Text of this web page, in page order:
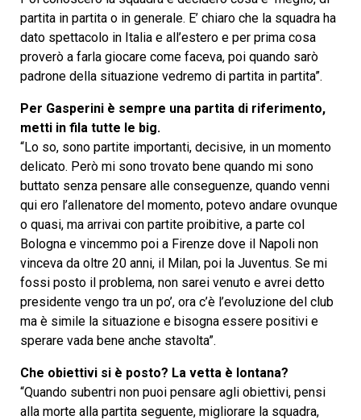
partita in partita o in generale. E’ chiaro che la squadra ha
dato spettacolo in Italia e all’estero e per prima cosa
proverò a farla giocare come faceva, poi quando sarò
padrone della situazione vedremo di partita in partita”.
Per Gasperini è sempre una partita di riferimento,
metti in fila tutte le big.
“Lo so, sono partite importanti, decisive, in un momento
delicato. Però mi sono trovato bene quando mi sono
buttato senza pensare alle conseguenze, quando venni
qui ero l’allenatore del momento, potevo andare ovunque
o quasi, ma arrivai con partite proibitive, a parte col
Bologna e vincemmo poi a Firenze dove il Napoli non
vinceva da oltre 20 anni, il Milan, poi la Juventus. Se mi
fossi posto il problema, non sarei venuto e avrei detto
presidente vengo tra un po’, ora c’è l’evoluzione del club
ma è simile la situazione e bisogna essere positivi e
sperare vada bene anche stavolta”.
Che obiettivi si è posto? La vetta è lontana?
“Quando subentri non puoi pensare agli obiettivi, pensi
alla morte alla partita seguente, migliorare la squadra,